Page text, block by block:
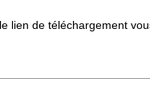
lien de téléchargement